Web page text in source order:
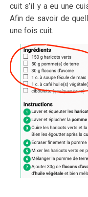
cuit s’il y a eu une
Afin de savoir de
une fois cuit.